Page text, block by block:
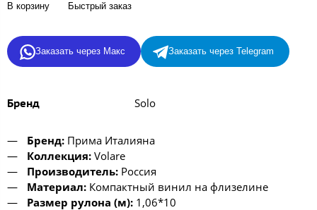
В корзину Быстрый заказ
Заказать через Макс Заказать через Telegram
Бренд Solo
Бренд:Прима Италияна
Коллекция:Volare
Производитель:Россия
Материал:Компактный винил на флизелине
Размер рулона (м):1,06*10